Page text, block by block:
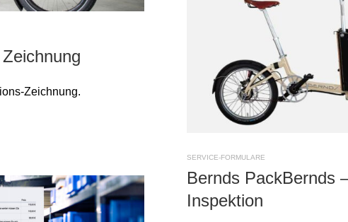
Zeichnung.
SERVICE-FORMULARE
Bernds PackBernds
Inspektion